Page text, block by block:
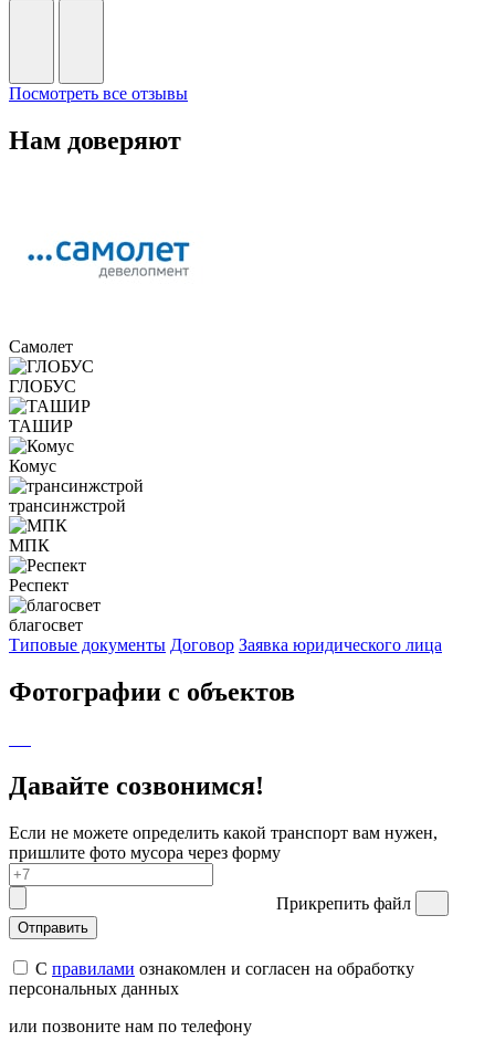
Посмотреть все отзывы
Нам доверяют
Самолет
ГЛОБУС
ТАШИР
Комус
трансинжстрой
МПК
Респект
благосвет
Типовые документы Договор Заявка юридического лица
Фотографии с объектов
Давайте созвонимся!
Если не можете определить какой транспорт вам нужен,
пришлите фото мусора через форму
Прикрепить файл
Отправить
С правилами ознакомлен и согласен на обработку
персональных данных
или позвоните нам по телефону